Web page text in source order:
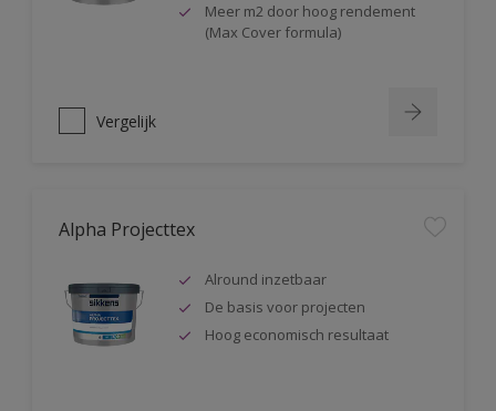
Meer m2 door hoog rendement
(Max Cover formula)
Vergelijk
Alpha Projecttex
Alround inzetbaar
De basis voor projecten
Hoog economisch resultaat